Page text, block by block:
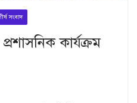
সংবাদ
কার্যক্রম